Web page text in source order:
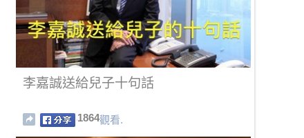
李嘉誠送給兒子十句話
1864觀看.